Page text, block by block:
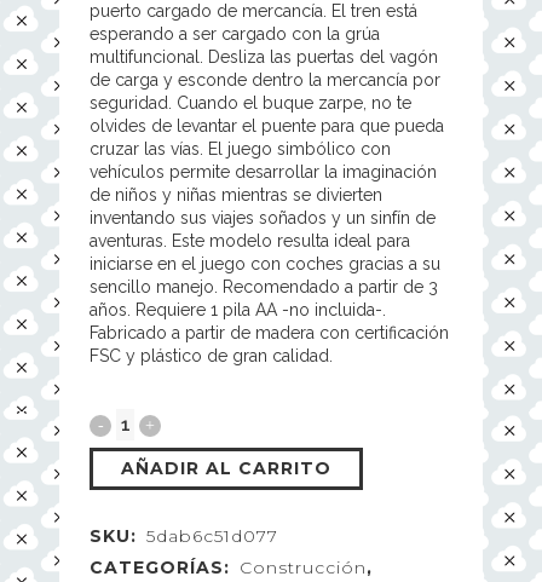
puerto cargado de mercancía. El tren está
esperando a ser cargado con la grúa
multifuncional. Desliza las puertas del vagón
de carga y esconde dentro la mercancía por
seguridad. Cuando el buque zarpe, no te
olvides de levantar el puente para que pueda
cruzar las vías. El juego simbólico con
vehículos permite desarrollar la imaginación
de niños y niñas mientras se divierten
inventando sus viajes soñados y un sinfín de
aventuras. Este modelo resulta ideal para
iniciarse en el juego con coches gracias a su
sencillo manejo. Recomendado a partir de 3
años. Requiere 1 pila AA -no incluida-.
Fabricado a partir de madera con certificación
FSC y plástico de gran calidad.
AÑADIR AL CARRITO
SKU: 5dab6c51d077
CATEGORÍAS: Construcción,